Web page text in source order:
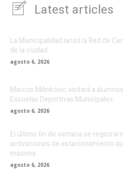
Latest articles
La Municipalidad lanzó la Red de
de la ciudad
agosto 6, 2026
Marcos Milinkovic visitará a
Escuelas Deportivas Municipales
agosto 6, 2026
El último fin de semana se
activaciones de estacionamiento
masivos
agosto 6, 2026